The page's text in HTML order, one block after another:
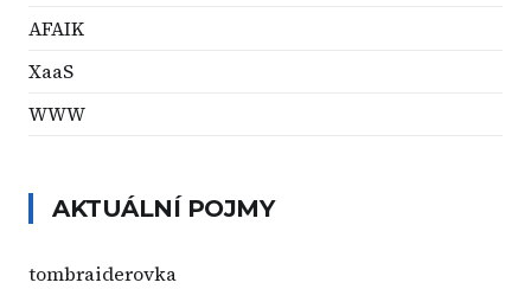
AFAIK
XaaS
WWW
AKTUÁLNÍ POJMY
tombraiderovka